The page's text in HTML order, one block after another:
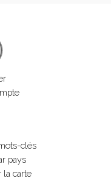
clés
pays
la carte